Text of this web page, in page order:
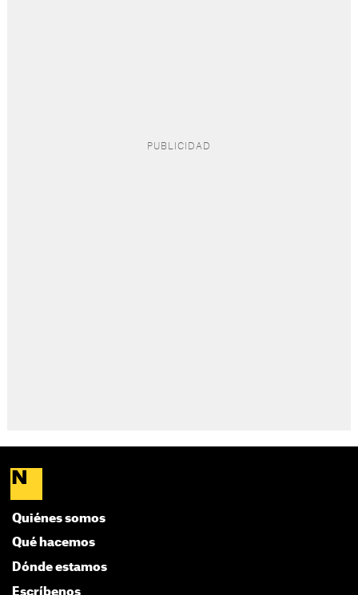
Quiénes somos
Qué hacemos
Dónde estamos
Escríbenos